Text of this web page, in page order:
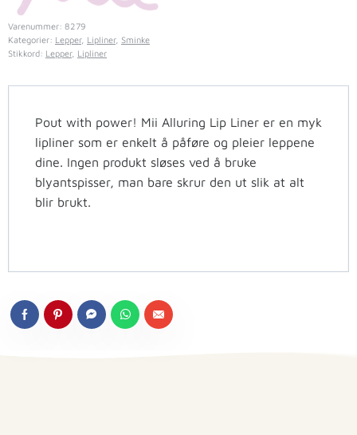
Varenummer: 8279
Kategorier: Lepper, Lipliner, Sminke
Stikkord: Lepper, Lipliner
Pout with power! Mii Alluring Lip Liner er en myk
lipliner som er enkelt å påføre og pleier leppene
dine. Ingen produkt sløses ved å bruke
blyantspisser, man bare skrur den ut slik at alt
blir brukt.